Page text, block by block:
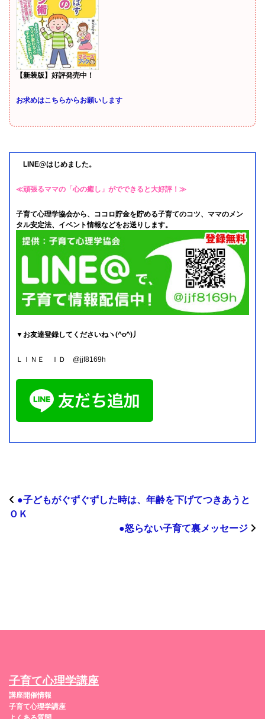
【新装版】好評発売中！
お求めはこちらからお願いします
LINE@はじめました。
≪頑張るママの「心の癒し」がでできると大好評！≫
子育て心理学協会から、ココロ貯金を貯める子育てのコツ、ママのメン
タル安定法、イベント情報などをお送りします。
▼お友達登録してくださいねヽ(^o^)丿
ＬＩＮＥ ＩＤ @jjf8169h
●子どもがぐずぐずした時は、年齢を下げてつきあうと
ＯＫ
●怒らない子育て裏メッセージ
子育て心理学講座
講座開催情報
子育て心理学講座